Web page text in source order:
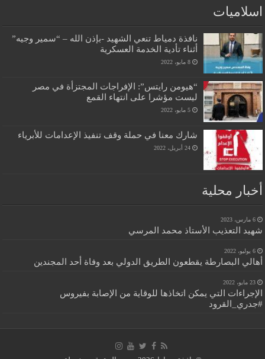
اسلاميات
نافذة دمياط تنعي الشهيد -بإذن الله – “سمير وجيه”
أثناء تأدية الخدمة العسكرية
8 مايو، 2022
“هيومن رايتس”: الإفراجات المجتزأة في مصر
ليست مؤشرا على انتهاء القمع
5 مايو، 2022
شارك معنا في حملة وقف تنفيذ الإعدامات للأبرياء
24 أبريل، 2022
أخبار محلية
6 مارس، 2023
شهيد التعذيب الأستاذ محمد المرسي
6 يوليو، 2022
أهالي البصارطة يقطعون الطريق الدولي بعد وفاة أحد المجندين
23 مايو، 2022
الإجراءات التي يمكن اتخاذها للوقاية من الإصابة بفيروس
#جدري_القرود